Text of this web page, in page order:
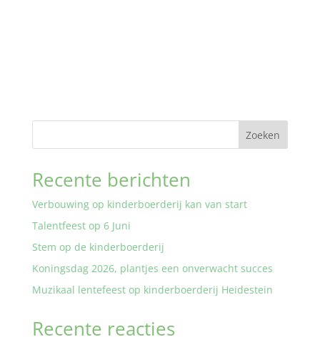
Zoeken
Recente berichten
Verbouwing op kinderboerderij kan van start
Talentfeest op 6 Juni
Stem op de kinderboerderij
Koningsdag 2026, plantjes een onverwacht succes
Muzikaal lentefeest op kinderboerderij Heidestein
Recente reacties